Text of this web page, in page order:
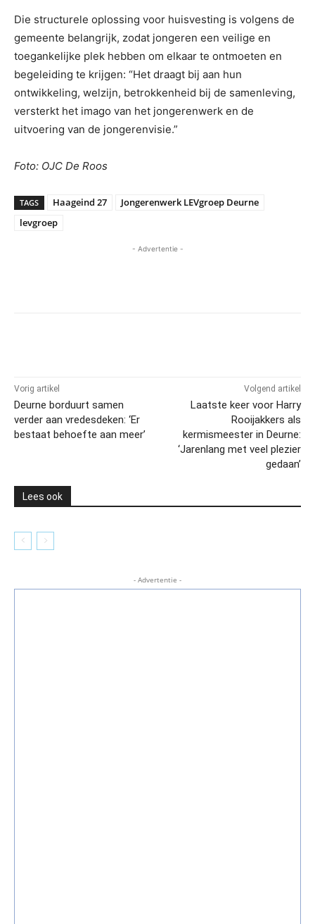
Die structurele oplossing voor huisvesting is volgens de
gemeente belangrijk, zodat jongeren een veilige en
toegankelijke plek hebben om elkaar te ontmoeten en
begeleiding te krijgen: “Het draagt bij aan hun
ontwikkeling, welzijn, betrokkenheid bij de samenleving,
versterkt het imago van het jongerenwerk en de
uitvoering van de jongerenvisie.”
Foto: OJC De Roos
TAGS Haageind 27
Jongerenwerk LEVgroep Deurne
levgroep
- Advertentie -
Vorig artikel
Deurne borduurt samen
verder aan vredesdeken: ‘Er
bestaat behoefte aan meer’
Volgend artikel
Laatste keer voor Harry
Rooijakkers als
kermismeester in Deurne:
‘Jarenlang met veel plezier
gedaan’
Lees ook
- Advertentie -